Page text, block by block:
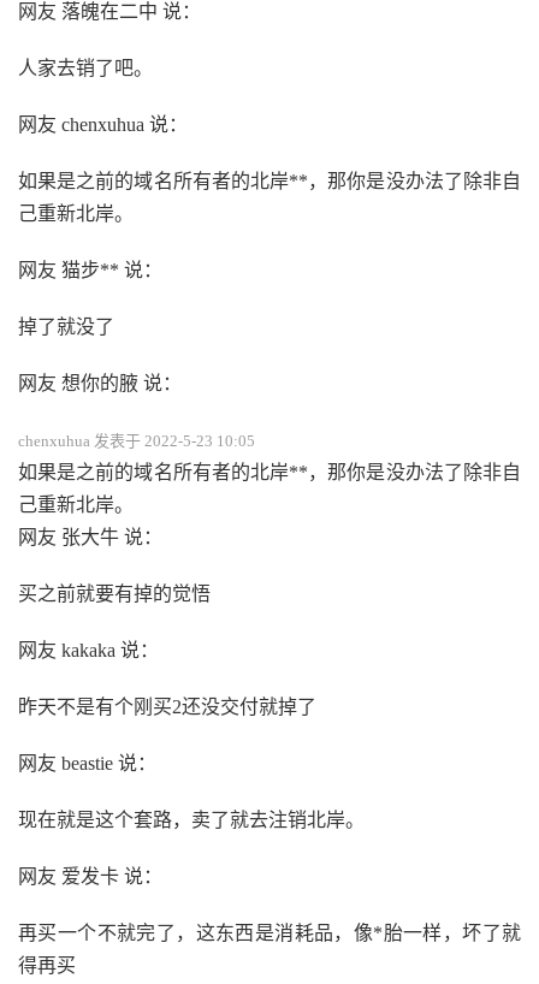
网友 落魄在二中 说：
人家去销了吧。
网友 chenxuhua 说：
如果是之前的域名所有者的北岸**，那你是没办法了除非自
己重新北岸。
网友 猫步** 说：
掉了就没了
网友 想你的腋 说：
chenxuhua 发表于 2022-5-23 10:05
如果是之前的域名所有者的北岸**，那你是没办法了除非自
己重新北岸。
网友 张大牛 说：
买之前就要有掉的觉悟
网友 kakaka 说：
昨天不是有个刚买2还没交付就掉了
网友 beastie 说：
现在就是这个套路，卖了就去注销北岸。
网友 爱发卡 说：
再买一个不就完了，这东西是消耗品，像*胎一样，坏了就
得再买